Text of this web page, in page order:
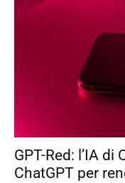
GPT-Red: l’IA
ChatGPT per